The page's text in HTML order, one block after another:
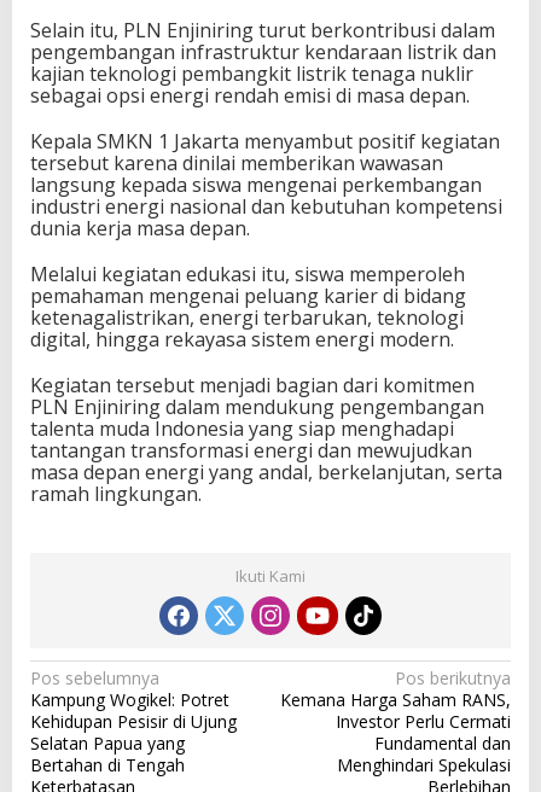
Selain itu, PLN Enjiniring turut berkontribusi dalam
pengembangan infrastruktur kendaraan listrik dan
kajian teknologi pembangkit listrik tenaga nuklir
sebagai opsi energi rendah emisi di masa depan.
Kepala SMKN 1 Jakarta menyambut positif kegiatan
tersebut karena dinilai memberikan wawasan
langsung kepada siswa mengenai perkembangan
industri energi nasional dan kebutuhan kompetensi
dunia kerja masa depan.
Melalui kegiatan edukasi itu, siswa memperoleh
pemahaman mengenai peluang karier di bidang
ketenagalistrikan, energi terbarukan, teknologi
digital, hingga rekayasa sistem energi modern.
Kegiatan tersebut menjadi bagian dari komitmen
PLN Enjiniring dalam mendukung pengembangan
talenta muda Indonesia yang siap menghadapi
tantangan transformasi energi dan mewujudkan
masa depan energi yang andal, berkelanjutan, serta
ramah lingkungan.
Ikuti Kami
N
a
v
Pos sebelumnya
Kampung Wogikel: Potret
Kehidupan Pesisir di Ujung
Selatan Papua yang
Bertahan di Tengah
Keterbatasan
Pos berikutnya
Kemana Harga Saham RANS,
Investor Perlu Cermati
Fundamental dan
Menghindari Spekulasi
Berlebihan